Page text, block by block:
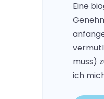
Eine
muss)
ich